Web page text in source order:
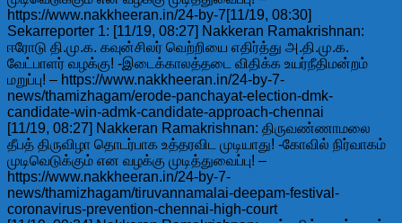
https://www.nakkheeran.in/24-by-7[11/19, 08:30]
Sekarreporter 1: [11/19, 08:27] Nakkeran Ramakrishnan:
ஈரோடு தி.மு.க. கவுன்சிலர் வெற்றியை எதிர்த்து அ.தி.மு.க.
வேட்பாளர் வழக்கு! -இடைக்காலத்தடை விதிக்க உயர்நீதிமன்றம்
மறுப்பு! – https://www.nakkheeran.in/24-by-7-
news/thamizhagam/erode-panchayat-election-dmk-
candidate-win-admk-candidate-approach-chennai
[11/19, 08:27] Nakkeran Ramakrishnan: திருவண்ணாமலை
தீபத் திருவிழா தொடர்பாக உத்தரவிட முடியாது! -கோவில் நிர்வாகம்
முடிவெடுக்கும் என வழக்கு முடித்துவைப்பு! –
https://www.nakkheeran.in/24-by-7-
news/thamizhagam/tiruvannamalai-deepam-festival-
coronavirus-prevention-chennai-high-court